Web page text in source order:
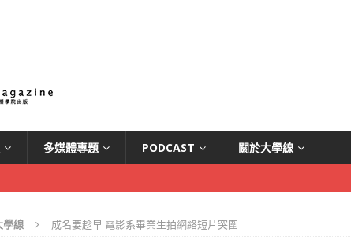
多媒體專題 PODCAST 關於大學線
學線 成名要趁早 電影系畢業生拍網絡短片突圍